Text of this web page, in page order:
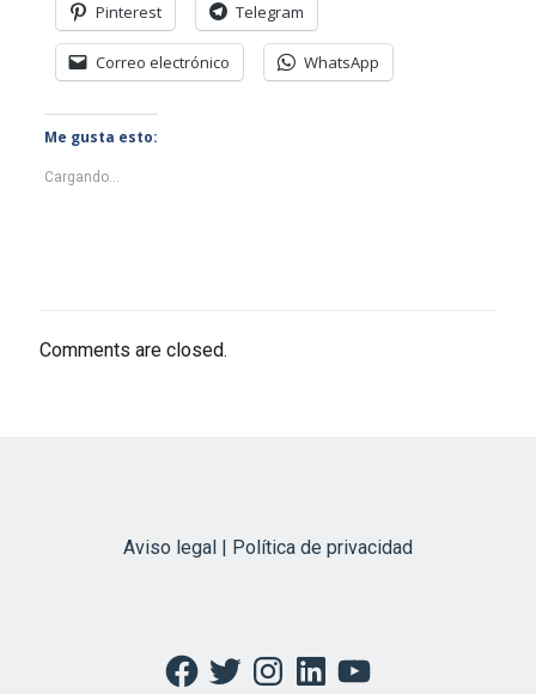
Pinterest Telegram
Correo electrónico WhatsApp
Me gusta esto:
Cargando...
Comments are closed.
Aviso legal | Política de privacidad
Facebook
TwitterInstagramLinkedInYouTube